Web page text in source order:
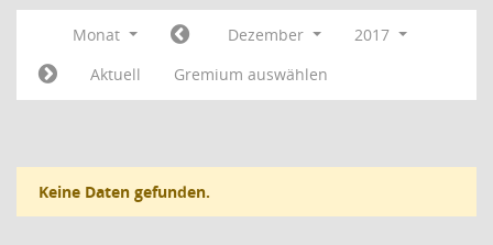
Monat Dezember
2017
Aktuell
Gremium auswählen
Keine Daten gefunden.